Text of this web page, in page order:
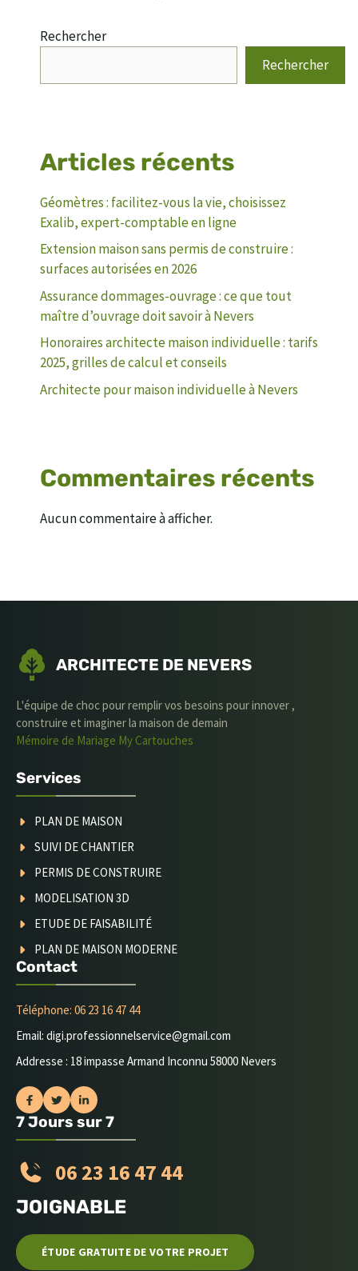
Rechercher
Rechercher
Articles récents
Géomètres : facilitez-vous la vie, choisissez
Exalib, expert-comptable en ligne
Extension maison sans permis de construire :
surfaces autorisées en 2026
Assurance dommages-ouvrage : ce que tout
maître d’ouvrage doit savoir à Nevers
Honoraires architecte maison individuelle : tarifs
2025, grilles de calcul et conseils
Architecte pour maison individuelle à Nevers
Commentaires récents
Aucun commentaire à afficher.
ARCHITECTE DE NEVERS
L'équipe de choc pour remplir vos besoins pour innover ,
construire et imaginer la maison de demain
Mémoire de Mariage My Cartouches
Services
PLAN DE MAISON
SUIVI DE CHANTIER
PERMIS DE CONSTRUIRE
MODELISATION 3D
ETUDE DE FAISABILITÉ
PLAN DE MAISON MODERNE
Contact
Téléphone: 06 23 16 47 44
Email: digi.professionnelservice@gmail.com
Addresse : 18 impasse Armand Inconnu 58000 Nevers
7 Jours sur 7
06 23 16 47 44
JOIGNABLE
ÉTUDE GRATUITE DE VOTRE PROJET